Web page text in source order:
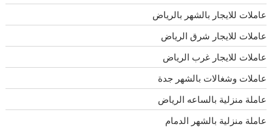
عاملات للايجار بالشهر بالرياض
عاملات للايجار شرق الرياض
عاملات للايجار غرب الرياض
عاملات وشغالات بالشهر جدة
عاملة منزلية بالساعه الرياض
عاملة منزلية بالشهر الدمام